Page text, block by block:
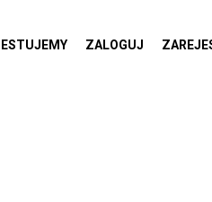
ZALOGUJ